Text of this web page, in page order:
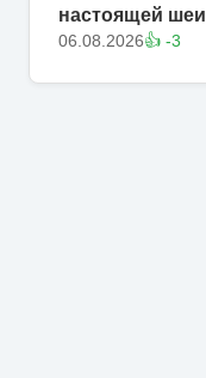
настоящей шеи
06.08.2026👍 -3